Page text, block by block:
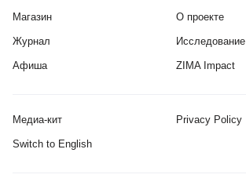
Магазин
Журнал
Афиша
О проекте
Исследование
ZIMA Impact
Медиа-кит Privacy Policy
Switch to English